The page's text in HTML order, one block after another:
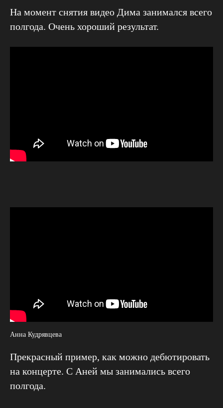
На момент снятия видео Дима занимался всего
полгода. Очень хороший результат.
Анна Кудрявцева
Прекрасный пример, как можно дебютировать
на концерте. С Аней мы занимались всего
полгода.